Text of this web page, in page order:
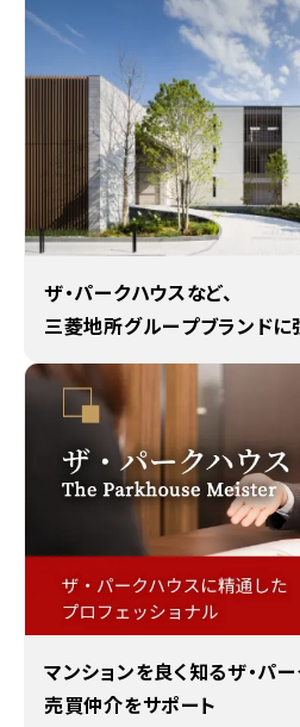
ザ・パークハウスなど、
三菱地所グループブランドに
マンションを良く知るザ・パ
売買仲介をサポート